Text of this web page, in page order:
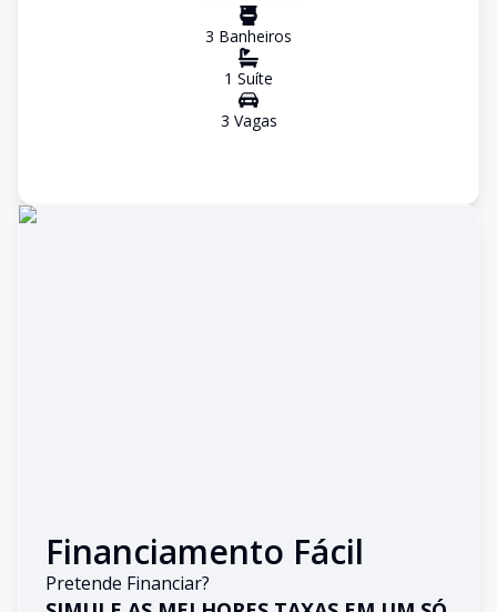
3 Banheiros
1 Suíte
3 Vagas
Financiamento Fácil
Pretende Financiar?